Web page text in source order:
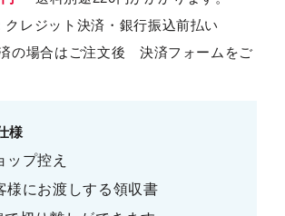
クレジット決済・銀行振込前払い
の場合はご注文後 決済フォームをご
様
ップ控え
様にお渡しする領収書